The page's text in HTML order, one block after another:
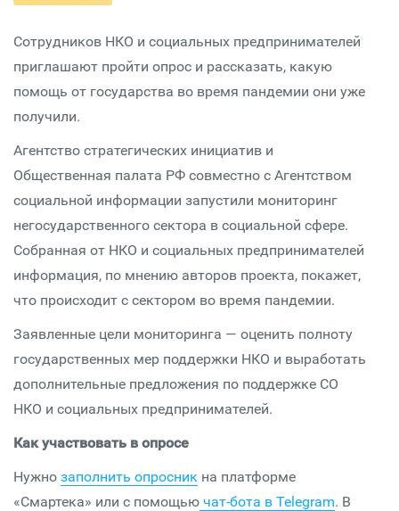
Сотрудников НКО и социальных предпринимателей
приглашают пройти опрос и рассказать, какую
помощь от государства во время пандемии они уже
получили.
Агентство стратегических инициатив и
Общественная палата РФ совместно с Агентством
социальной информации запустили мониторинг
негосударственного сектора в социальной сфере.
Собранная от НКО и социальных предпринимателей
информация, по мнению авторов проекта, покажет,
что происходит с сектором во время пандемии.
Заявленные цели мониторинга — оценить полноту
государственных мер поддержки НКО и выработать
дополнительные предложения по поддержке СО
НКО и социальных предпринимателей.
Как участвовать в опросе
Нужно заполнить опросник на платформе
«Смартека» или с помощью чат-бота в Telegram. В